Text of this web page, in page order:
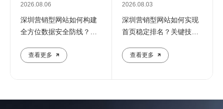
2026.08.06
深圳营销型网站如何构建
全方位数据安全防线？专
查看更多
2026.08.03
深圳营销型网站如何实现
首页稳定排名？关键技巧
查看更多